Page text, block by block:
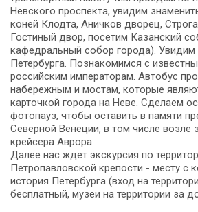
Невского проспекта, увидим
коней Клодта, Аничков дворец,
Гостиный двор, посетим Казанский
кафедральный собор города).
Петербурга. Познакомимся с
российским императорам. Автобус
набережным и мостам, которые
карточкой города на Неве. Сделаем
фотопауз, чтобы оставить в памяти
Северной Венеции, в том числе возле
крейсера Аврора.
Далее нас ждет экскурсия по
Петропавловской крепости - месту с
история Петербурга (вход на
бесплатный, музеи на территории за